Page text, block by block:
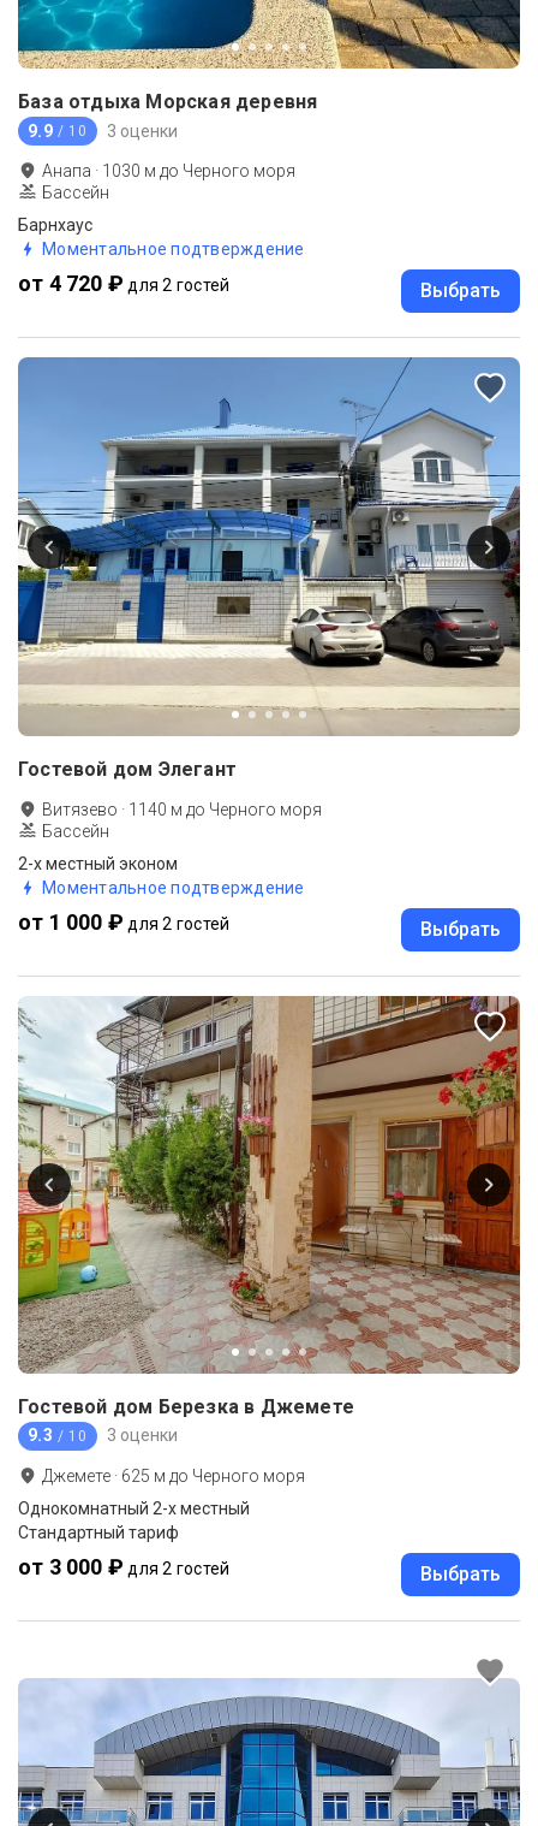
База отдыха Морская деревня
9.9 / 10 3 оценки
Анапа · 1030 м до Черного моря
Бассейн
Барнхаус
Моментальное подтверждение
от 4 720 ₽ для 2 гостей Выбрать
Гостевой дом Элегант
Витязево · 1140 м до Черного моря
Бассейн
2-х местный эконом
Моментальное подтверждение
от 1 000 ₽ для 2 гостей Выбрать
Гостевой дом Березка в Джемете
9.3 / 10 3 оценки
Джемете · 625 м до Черного моря
Однокомнатный 2-х местный
Стандартный тариф
от 3 000 ₽ для 2 гостей Выбрать